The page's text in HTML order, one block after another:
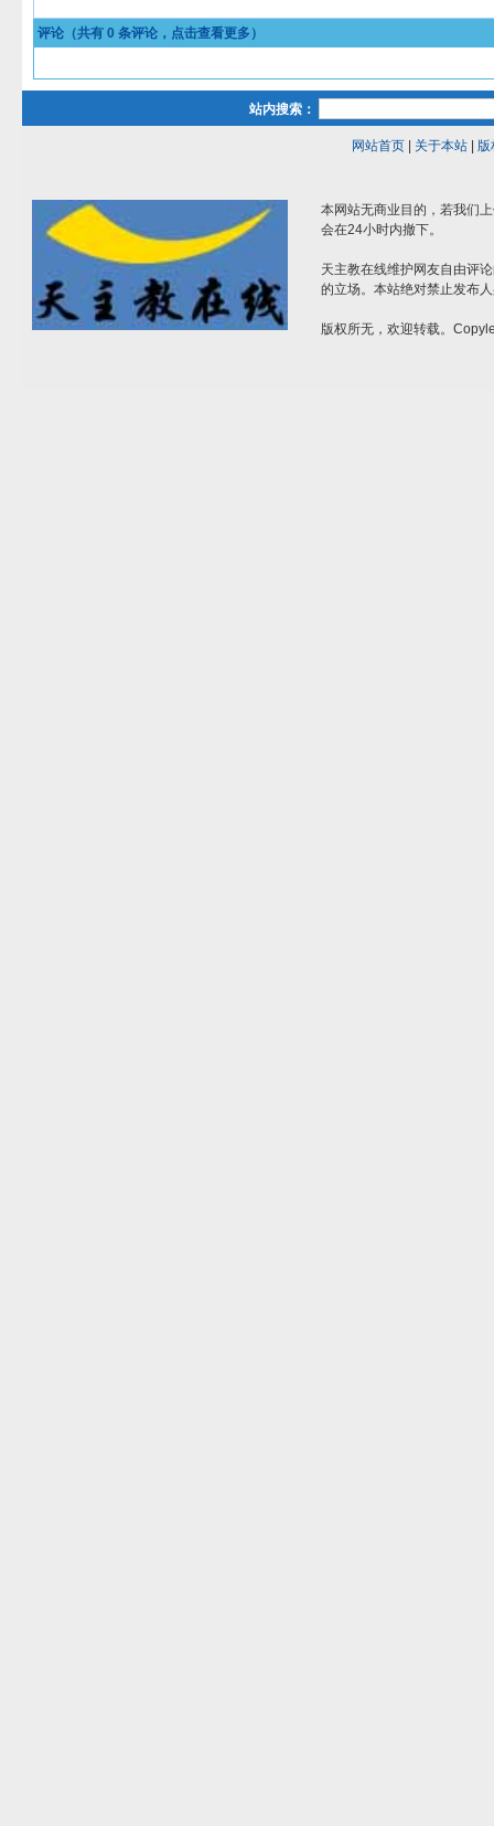
评论（共有 0 条评论，点击查看更多）
站内搜索：
网站首页| 关于本站| 版
本网站无商业目的，若我们
会在24小时内撤下。
天主教在线维护网友自由评
的立场。本站绝对禁止发布
版权所无，欢迎转载。